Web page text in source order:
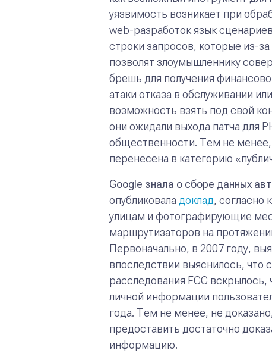
уязвимость возникает при
web-разработок язык
строки запросов, которые из-
позволят злоумышленнику
брешь для получения
атаки отказа в обслуживании
возможность взять под свой
они ожидали выхода патча для
общественности. Тем не менее,
перенесена в категорию
Google знала о сборе данных
опубликовала доклад, согласно
улицам и фотографирующие
маршрутизаторов на
Первоначально, в 2007 году,
впоследствии выяснилось, что
расследования FCC
личной информации
года. Тем не менее, не
предоставить достаточно
информацию.